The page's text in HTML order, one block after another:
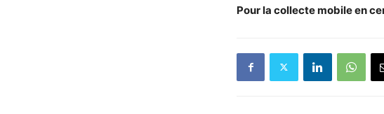
Pour la collecte mobile en